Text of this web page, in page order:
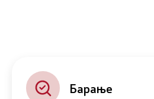
Барање